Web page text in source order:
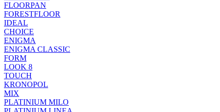
FLOORPAN
FORESTFLOOR
IDEAL
CHOICE
ENIGMA
ENIGMA CLASSIC
FORM
LOOK 8
TOUCH
KRONOPOL
MIX
PLATINIUM MILO